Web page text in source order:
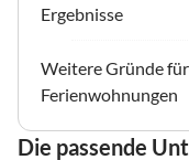
Ergebnisse
Weitere Gründe
Ferienwohnungen
Die passende